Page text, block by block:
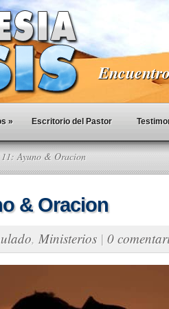
» Escritorio del Pastor
Ayuno & Oracion
& Oracion
, Ministerios | 0